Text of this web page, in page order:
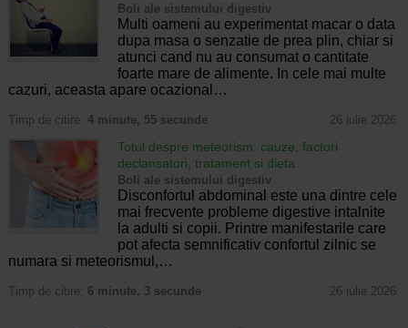
Boli ale sistemului digestiv
Multi oameni au experimentat macar o data
dupa masa o senzatie de prea plin, chiar si
atunci cand nu au consumat o cantitate
foarte mare de alimente. In cele mai multe
cazuri, aceasta apare ocazional…
Timp de citire: 4 minute, 55 secunde 26 iulie 2026
Totul despre meteorism: cauze, factori
declansatori, tratament si dieta
Boli ale sistemului digestiv
Disconfortul abdominal este una dintre cele
mai frecvente probleme digestive intalnite
la adulti si copii. Printre manifestarile care
pot afecta semnificativ confortul zilnic se
numara si meteorismul,…
Timp de citire: 6 minute, 3 secunde 26 iulie 2026